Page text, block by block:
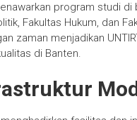
program studi
Fakultas Hukum, dan
zaman menjadikan
di Banten.